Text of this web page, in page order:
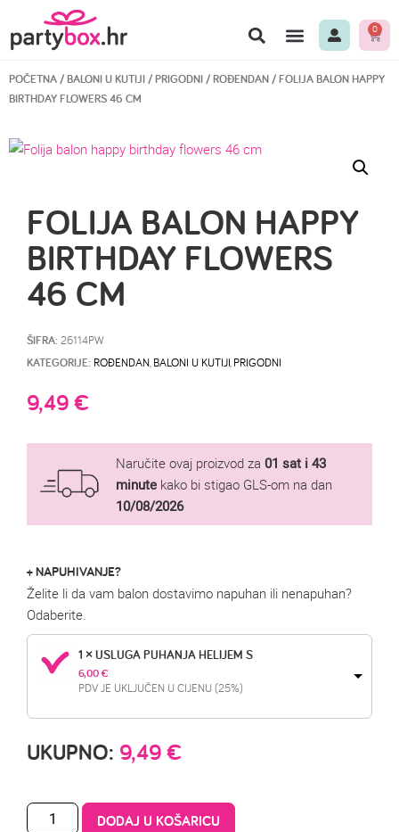
0
POČETNA/BALONI U KUTIJI/PRIGODNI/ROĐENDAN/ FOLIJA BALON HAPPY
BIRTHDAY FLOWERS 46 CM
FOLIJA BALON HAPPY
BIRTHDAY FLOWERS
46 CM
ŠIFRA: 26114PW
KATEGORIJE: ROĐENDAN BALONI U KUTIJI PRIGODNI
9,49€
Naručite ovaj proizvod za 01 sat i 43
minute kako bi stigao GLS-om na dan
10/08/2026
+ NAPUHIVANJE?
Želite li da vam balon dostavimo napuhan ili nenapuhan?
Odaberite.
1 × USLUGA PUHANJA HELIJEM S
6,00 €
PDV JE UKLJUČEN U CIJENU (25%)
UKUPNO: 9,49€
DODAJ U KOŠARICU